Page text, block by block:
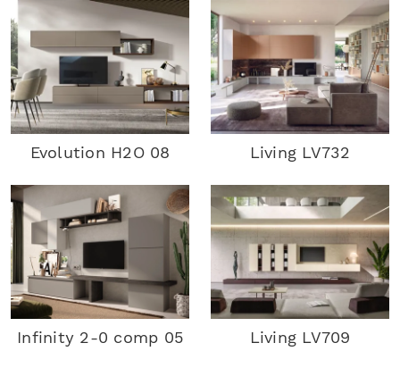
Evolution H2O 08 Living LV732
Infinity 2-0 comp 05 Living LV709